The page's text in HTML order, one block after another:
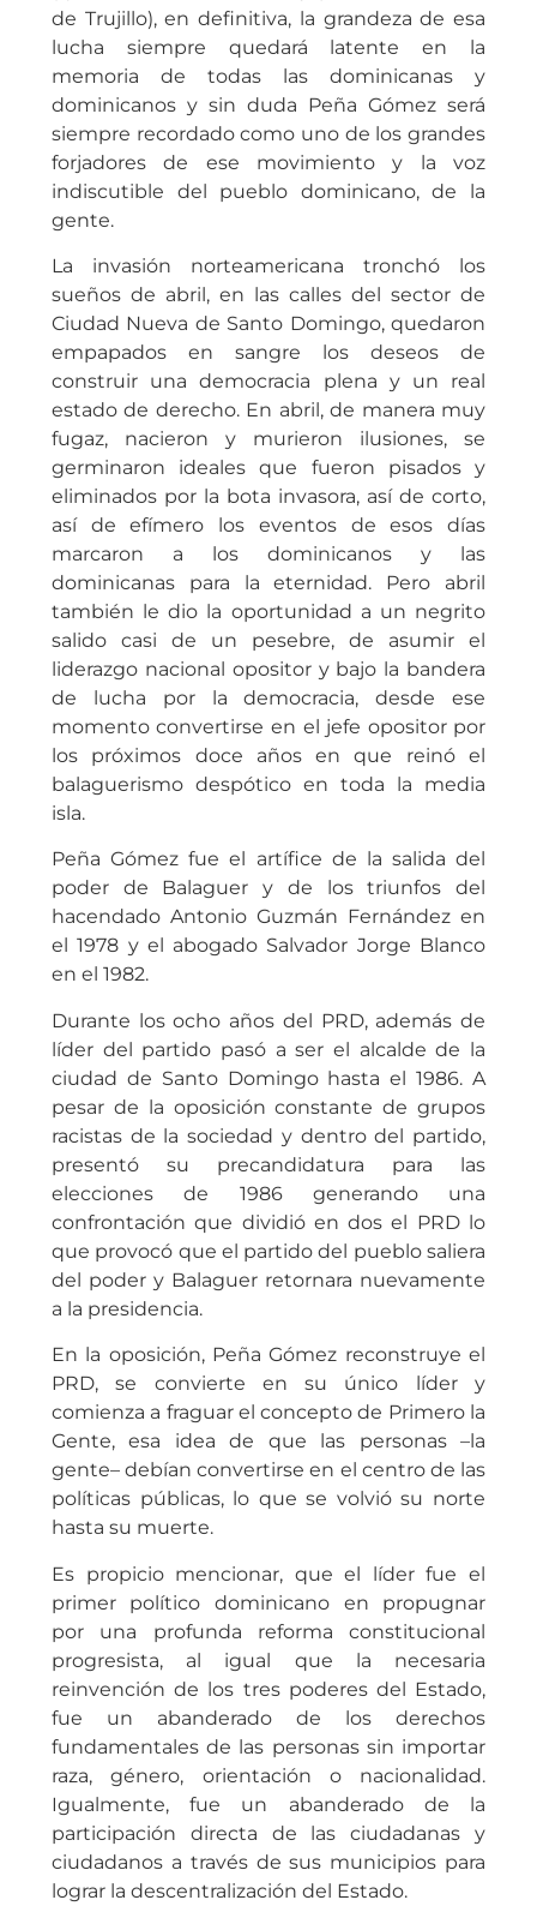
de Trujillo), en definitiva, la grandeza de esa
lucha siempre quedará latente en la
memoria de todas las dominicanas y
dominicanos y sin duda Peña Gómez será
siempre recordado como uno de los grandes
forjadores de ese movimiento y la voz
indiscutible del pueblo dominicano, de la
gente.
La invasión norteamericana tronchó los
sueños de abril, en las calles del sector de
Ciudad Nueva de Santo Domingo, quedaron
empapados en sangre los deseos de
construir una democracia plena y un real
estado de derecho. En abril, de manera muy
fugaz, nacieron y murieron ilusiones, se
germinaron ideales que fueron pisados y
eliminados por la bota invasora, así de corto,
así de efímero los eventos de esos días
marcaron a los dominicanos y las
dominicanas para la eternidad. Pero abril
también le dio la oportunidad a un negrito
salido casi de un pesebre, de asumir el
liderazgo nacional opositor y bajo la bandera
de lucha por la democracia, desde ese
momento convertirse en el jefe opositor por
los próximos doce años en que reinó el
balaguerismo despótico en toda la media
isla.
Peña Gómez fue el artífice de la salida del
poder de Balaguer y de los triunfos del
hacendado Antonio Guzmán Fernández en
el 1978 y el abogado Salvador Jorge Blanco
en el 1982.
Durante los ocho años del PRD, además de
líder del partido pasó a ser el alcalde de la
ciudad de Santo Domingo hasta el 1986. A
pesar de la oposición constante de grupos
racistas de la sociedad y dentro del partido,
presentó su precandidatura para las
elecciones de 1986 generando una
confrontación que dividió en dos el PRD lo
que provocó que el partido del pueblo saliera
del poder y Balaguer retornara nuevamente
a la presidencia.
En la oposición, Peña Gómez reconstruye el
PRD, se convierte en su único líder y
comienza a fraguar el concepto de Primero la
Gente, esa idea de que las personas –la
gente– debían convertirse en el centro de las
políticas públicas, lo que se volvió su norte
hasta su muerte.
Es propicio mencionar, que el líder fue el
primer político dominicano en propugnar
por una profunda reforma constitucional
progresista, al igual que la necesaria
reinvención de los tres poderes del Estado,
fue un abanderado de los derechos
fundamentales de las personas sin importar
raza, género, orientación o nacionalidad.
Igualmente, fue un abanderado de la
participación directa de las ciudadanas y
ciudadanos a través de sus municipios para
lograr la descentralización del Estado.